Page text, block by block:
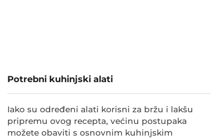
Potrebni kuhinjski alati
Iako su određeni alati korisni za bržu i lakšu
pripremu ovog recepta, većinu postupaka
možete obaviti s osnovnim kuhinjskim